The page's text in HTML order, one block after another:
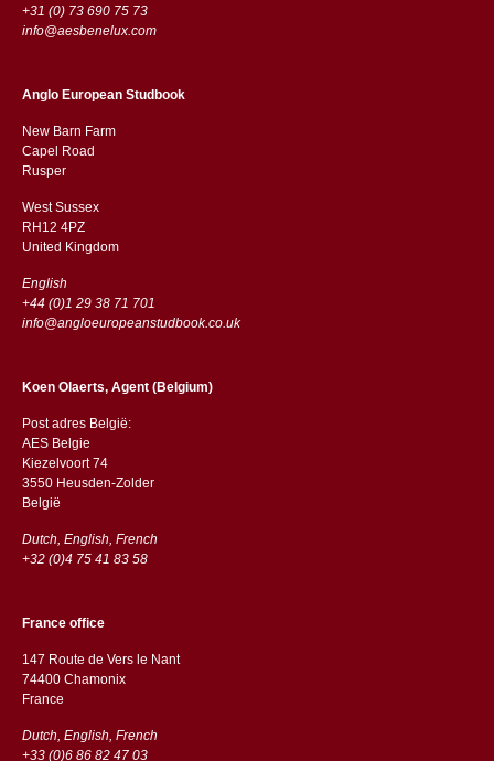
+31 (0) 73 690 75 73
info@aesbenelux.com
Anglo European Studbook
New Barn Farm
Capel Road
​​Rusper
West Sussex
RH12 4PZ
​​United Kingdom
English
+44 (0)1 29 38 71 701
info@angloeuropeanstudbook.co.uk
Koen Olaerts, Agent (Belgium)
Post adres België:
AES Belgie
Kiezelvoort 74
3550 Heusden-Zolder
België
Dutch, English, French
+32 (0)4 75 41 83 58
France office
147 Route de Vers le Nant
74400 Chamonix
France
Dutch, English, French
+33 (0)6 86 82 47 03